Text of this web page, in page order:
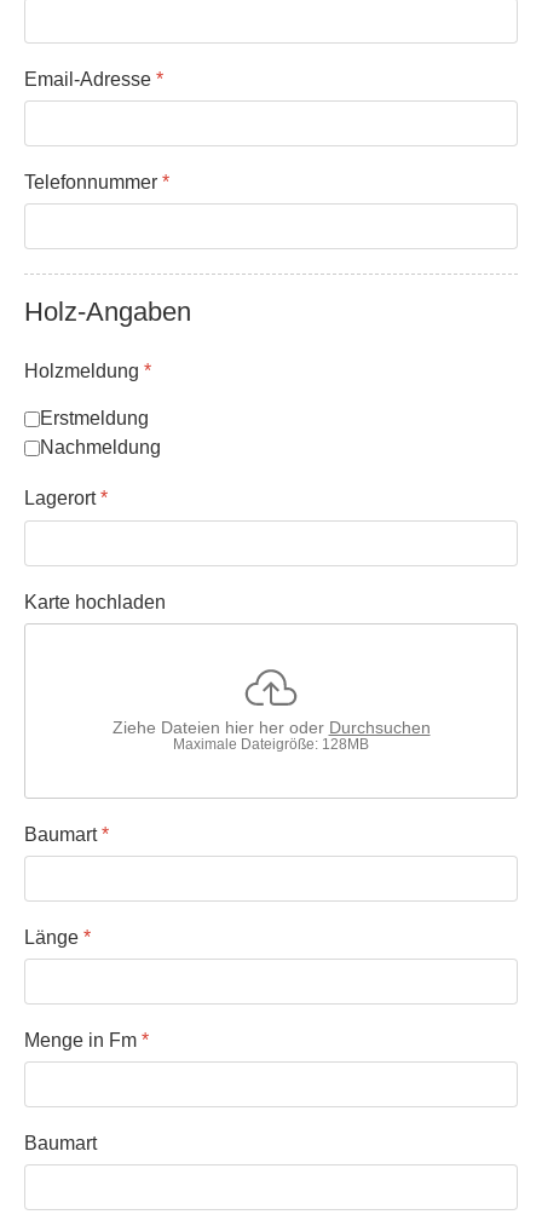
Email-Adresse *
Telefonnummer *
Holz-Angaben
Holzmeldung *
Erstmeldung
Nachmeldung
Lagerort*
Karte hochladen
Ziehe Dateien hier her oder Durchsuchen
Maximale Dateigröße: 128MB
Baumart*
Länge *
Menge in Fm *
Baumart